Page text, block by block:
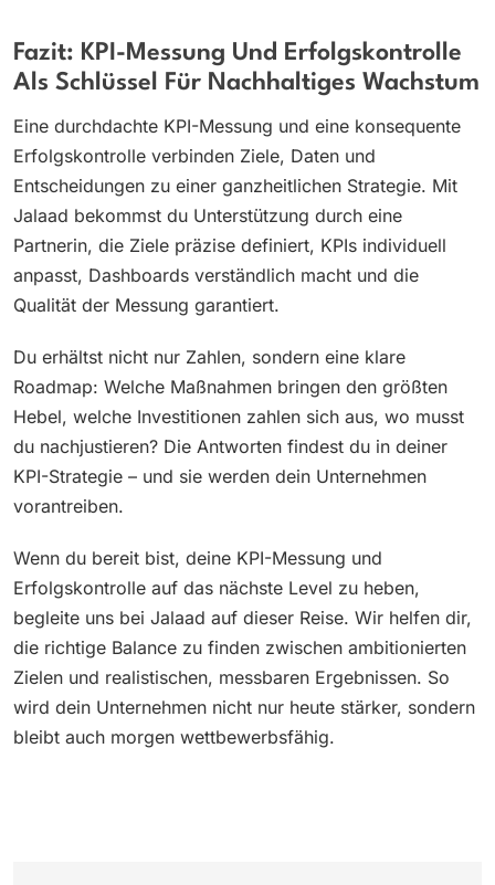
Fazit: KPI-Messung Und Erfolgskontrolle
Als Schlüssel Für Nachhaltiges Wachstum
Eine durchdachte KPI-Messung und eine konsequente
Erfolgskontrolle verbinden Ziele, Daten und
Entscheidungen zu einer ganzheitlichen Strategie. Mit
Jalaad bekommst du Unterstützung durch eine
Partnerin, die Ziele präzise definiert, KPIs individuell
anpasst, Dashboards verständlich macht und die
Qualität der Messung garantiert.
Du erhältst nicht nur Zahlen, sondern eine klare
Roadmap: Welche Maßnahmen bringen den größten
Hebel, welche Investitionen zahlen sich aus, wo musst
du nachjustieren? Die Antworten findest du in deiner
KPI-Strategie – und sie werden dein Unternehmen
vorantreiben.
Wenn du bereit bist, deine KPI-Messung und
Erfolgskontrolle auf das nächste Level zu heben,
begleite uns bei Jalaad auf dieser Reise. Wir helfen dir,
die richtige Balance zu finden zwischen ambitionierten
Zielen und realistischen, messbaren Ergebnissen. So
wird dein Unternehmen nicht nur heute stärker, sondern
bleibt auch morgen wettbewerbsfähig.